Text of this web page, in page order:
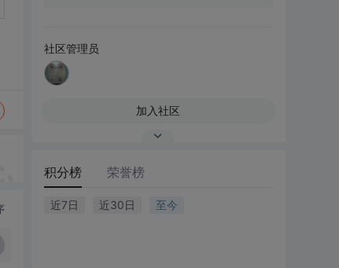
社区管理员
加入社区
积分榜 荣誉榜
近7日 近30日 至今